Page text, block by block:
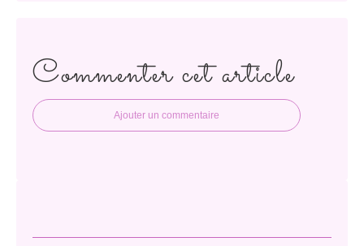
Commenter cet article
Ajouter un commentaire